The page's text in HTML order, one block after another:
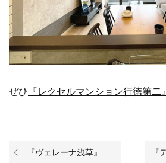
ぜひ 『レクセルマンショ ン行徳第二』
『ヴェレーナ浅草』のリノベーションが完成いたしました！ 『デ・